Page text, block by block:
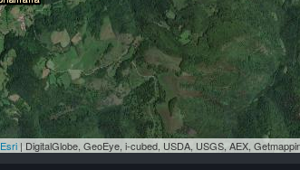
Esri| DigitalGlobe, GeoEye, i-cubed, USDA, USGS, AEX,